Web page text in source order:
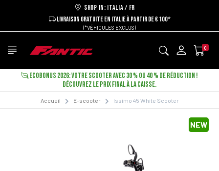
Shop in: ITALIA / FR
LIVRAISON GRATUITE EN ITALIE À PARTIR DE € 100*
(*VÉHICULES EXCLUS)
0
ECOBONUS 2026: VOTRE SCOOTER AVEC 30 % OU 40 % DE RÉDUCTION !
DÉCOUVREZ LE PRIX FINAL À LA CAISSE.
Accueil E-scooter Issimo 45 White Scooter
NEW